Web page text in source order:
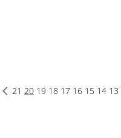
13
14
15
16
17
18
19
20
21